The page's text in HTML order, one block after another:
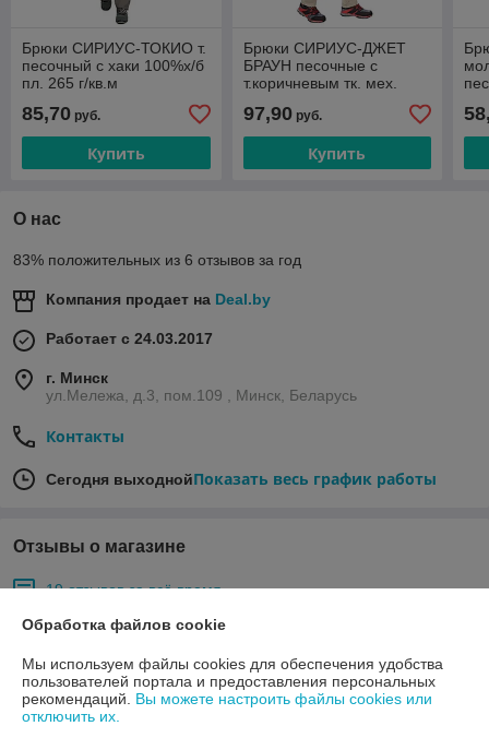
Брюки СИРИУС-ТОКИО т.
песочный с хаки 100%х/б
пл. 265 г/кв.м
85,70 руб.
Купить
Брюки СИРИУС-ДЖЕТ
БРАУН песочные с
т.коричневым тк. мех.
97,90руб.
Купить
О нас
83% положительных из 6 отзывов за год
Компания продает на Deal.by
Работает с 24.03.2017
г. Минск
ул.Мележа, д.3, пом.109 , Минск, Беларусь
Контакты
Сегодня выходнойПоказать весь график работы
Отзывы о магазине
19 отзывов за всё время
Покупатель
Хорошо
Пока так, через пару дней дополню .
Обработка файлов cookie
Мы используем файлы cookies для обеспечения удобства
пользователей портала и предоставления персональных
рекомендаций. Вы можете настроить файлы cookies или
отключить их.